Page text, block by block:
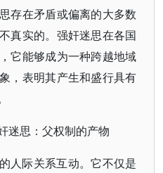
存在矛盾或偏离的大多数
真实的。强奸迷思在各国
它能够成为一种跨越地域
，表明其产生和盛行具有
迷思：父权制的产物
人际关系互动。它不仅是